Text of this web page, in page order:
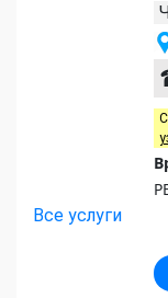
Все услуги